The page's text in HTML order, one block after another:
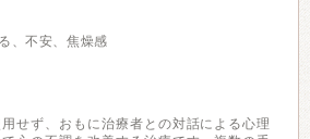
、不安、焦燥感
せず、おもに治療者との対話による心理